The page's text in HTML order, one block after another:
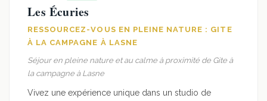
Les Écuries
RESSOURCEZ-VOUS EN PLEINE NATURE : GITE
À LA CAMPAGNE À LASNE
Séjour en pleine nature et au calme à proximité de Gite à
la campagne à Lasne
Vivez une expérience unique dans un studio de